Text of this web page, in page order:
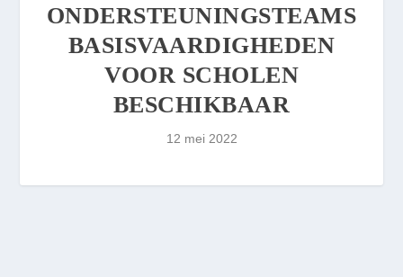
ONDERSTEUNINGSTEAMS
BASISVAARDIGHEDEN
VOOR SCHOLEN
BESCHIKBAAR
12 mei 2022